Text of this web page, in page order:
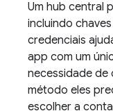
Um hub central
incluindo
credenciais
app com um
necessidade de
método eles
escolher a